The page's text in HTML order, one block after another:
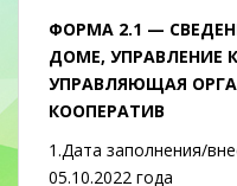
n
t
ФОРМА 2.1 —
ДОМЕ, УПРАВЛЕНИЕ
УПРАВЛЯЮЩАЯ
КООПЕРАТИВ
1.Дата заполнения/
05.10.2022 года